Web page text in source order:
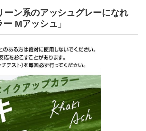
ーン系のアッシュグレーになれ
Mアッシュ」